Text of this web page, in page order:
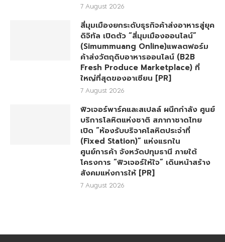
7 August 2026
สี่มุมเมืองยกระดับธุรกิจค้าส่งอาหารสู่ยุค
ดิจิทัล เปิดตัว “สี่มุมเมืองออนไลน์”
(Simummuang Online)แพลตฟอร์ม
ค้าส่งวัตถุดิบอาหารออนไลน์ (B2B
Fresh Produce Marketplace) ที่
ใหญ่ที่สุดของอาเซียน [PR]
7 August 2026
ฟิวเจอร์พาร์คและสเปลล์ ผนึกกำลัง ศูนย์
บริการโลหิตแห่งชาติ สภากาชาดไทย
เปิด “ห้องรับบริจาคโลหิตประจำที่
(Fixed Station)” แห่งแรกใน
ศูนย์การค้า จังหวัดปทุมธานี ภายใต้
โครงการ “ฟิวเจอร์ให้ใจ” เดินหน้าสร้าง
สังคมแห่งการให้ [PR]
7 August 2026